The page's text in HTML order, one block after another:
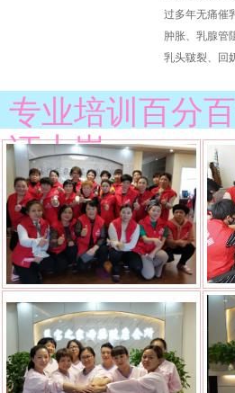
过多年无痛催
肿胀、乳腺管
乳头皲裂、回
专业培训百分
证上岗